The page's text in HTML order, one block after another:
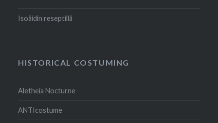
Isoäidin reseptillä
HISTORICAL COSTUMING
Aletheia Nocturne
ANTIcostume